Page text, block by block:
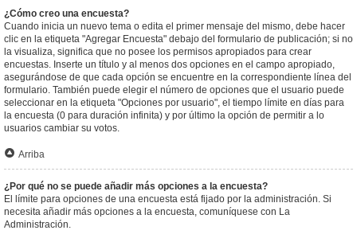
¿Cómo creo una encuesta?
Cuando inicia un nuevo tema o edita el primer mensaje del mismo, debe hacer
clic en la etiqueta "Agregar Encuesta" debajo del formulario de publicación; si no
la visualiza, significa que no posee los permisos apropiados para crear
encuestas. Inserte un título y al menos dos opciones en el campo apropiado,
asegurándose de que cada opción se encuentre en la correspondiente línea del
formulario. También puede elegir el número de opciones que el usuario puede
seleccionar en la etiqueta "Opciones por usuario", el tiempo límite en días para
la encuesta (0 para duración infinita) y por último la opción de permitir a lo
usuarios cambiar su votos.
Arriba
¿Por qué no se puede añadir más opciones a la encuesta?
El límite para opciones de una encuesta está fijado por la administración. Si
necesita añadir más opciones a la encuesta, comuníquese con La
Administración.